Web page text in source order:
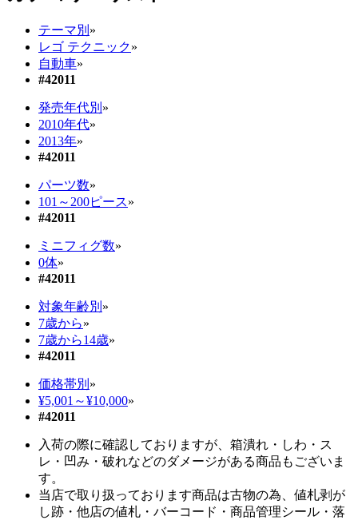
テーマ別 »
レゴ テクニック»
自動車»
#42011
発売年代別 »
2010年代»
2013年»
#42011
パーツ数»
101～200ピース»
#42011
ミニフィグ数»
0体»
#42011
対象年齢別 »
7歳から»
7歳から14歳»
#42011
価格帯別 »
¥5,001～¥10,000»
#42011
入荷の際に確認しておりますが、箱潰れ・しわ・ス
レ・凹み・破れなどのダメージがある商品もございま
す。
当店で取り扱っております商品は古物の為、値札剥が
し跡・他店の値札・バーコード・商品管理シール・落